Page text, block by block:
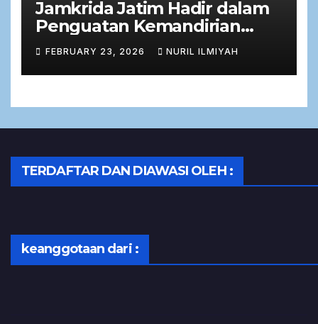
Jamkrida Jatim Hadir dalam
Penguatan Kemandirian
Ekonomi Masyarakat melalui
Zakat Produktif
FEBRUARY 23, 2026 NURIL ILMIYAH
TERDAFTAR DAN DIAWASI OLEH :
keanggotaan dari :